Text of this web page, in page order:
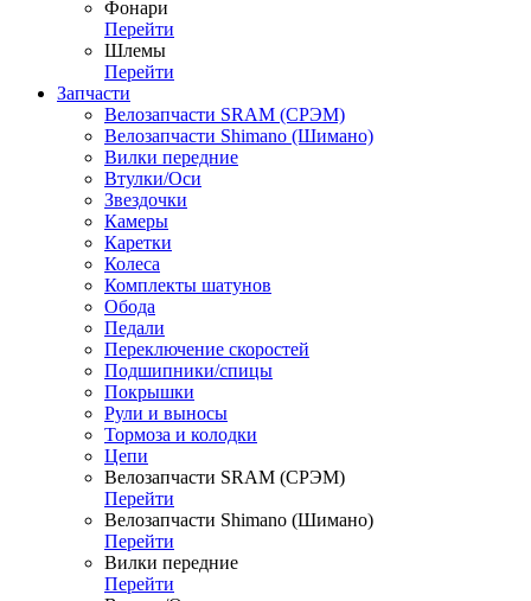
Фонари
Перейти
Шлемы
Перейти
Запчасти
Велозапчасти SRAM (СРЭМ)
Велозапчасти Shimano (Шимано)
Вилки передние
Втулки/Оси
Звездочки
Камеры
Каретки
Колеса
Комплекты шатунов
Обода
Педали
Переключение скоростей
Подшипники/спицы
Покрышки
Рули и выносы
Тормоза и колодки
Цепи
Велозапчасти SRAM (СРЭМ)
Перейти
Велозапчасти Shimano (Шимано)
Перейти
Вилки передние
Перейти